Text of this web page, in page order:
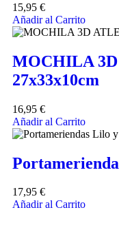
15,95 €
Añadir al Carrito
MOCHILA
27x33x10cm
16,95 €
Añadir al Carrito
17,95 €
Añadir al Carrito